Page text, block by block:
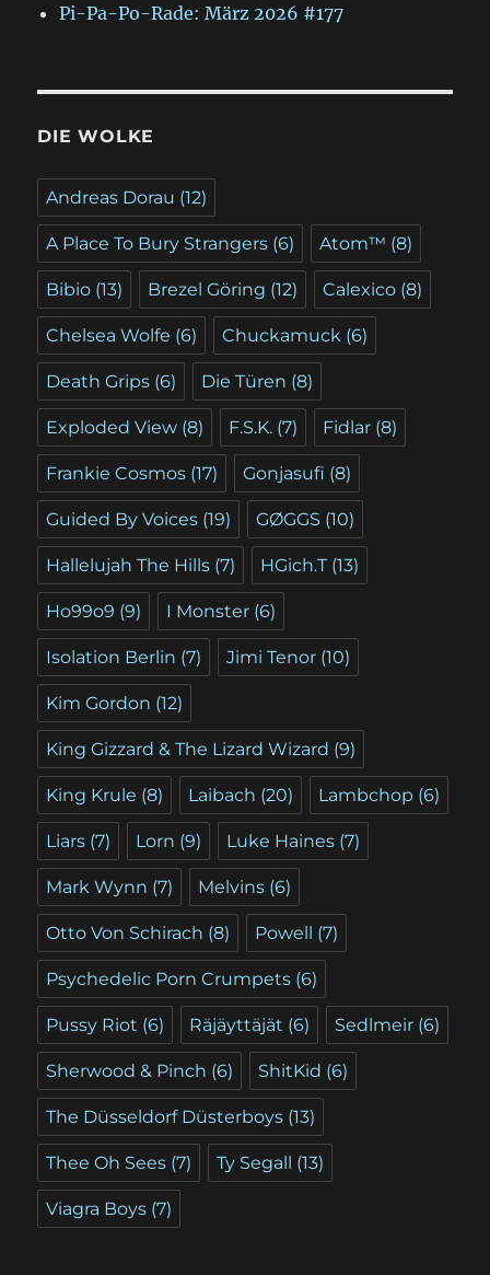
Pi-Pa-Po-Rade: März 2026 #177
DIE WOLKE
Andreas Dorau (12)
A Place To Bury Strangers (6) Atom™ (8)
Bibio (13) Brezel Göring (12) Calexico (8)
Chelsea Wolfe (6) Chuckamuck (6)
Death Grips (6) Die Türen (8)
Exploded View (8) F.S.K. (7) Fidlar (8)
Frankie Cosmos (17) Gonjasufi (8)
Guided By Voices (19) GØGGS (10)
Hallelujah The Hills (7) HGich.T (13)
Ho99o9 (9) I Monster (6)
Isolation Berlin (7) Jimi Tenor (10)
Kim Gordon (12)
King Gizzard & The Lizard Wizard (9)
King Krule (8) Laibach (20) Lambchop (6)
Liars (7) Lorn (9) Luke Haines (7)
Mark Wynn (7) Melvins (6)
Otto Von Schirach (8) Powell (7)
Psychedelic Porn Crumpets (6)
Pussy Riot (6) Räjäyttäjät (6) Sedlmeir (6)
Sherwood & Pinch (6) ShitKid (6)
The Düsseldorf Düsterboys (13)
Thee Oh Sees (7) Ty Segall (13)
Viagra Boys (7)